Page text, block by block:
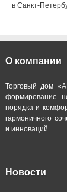
в Санкт-
О компании
Торговый дом
формирование
порядка и
гармоничного
и инноваций.
Новости